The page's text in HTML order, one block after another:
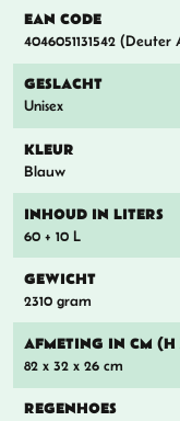
EAN CODE
4046051131542
GESLACHT
Unisex
KLEUR
Blauw
INHOUD IN LITERS
60 + 10 L
GEWICHT
2310 gram
AFMETING IN CM (H
82 x 32 x 26 cm
REGENHOES